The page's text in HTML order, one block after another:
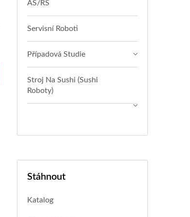
AS/RS
Servisní Roboti
Případová Studie
Stroj Na Sushi (sushi
Roboty)
Stáhnout
Katalog